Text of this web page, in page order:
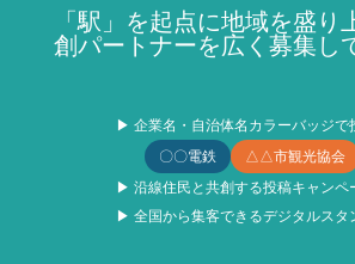
「駅」を起点に地域を盛り
創パートナーを広く募集し
▶ 企業名・自治体名カラーバッジで
〇〇電鉄
△△市観光協会
▶ 沿線住民と共創する投稿キャンペ
▶ 全国から集客できるデジタルスタ